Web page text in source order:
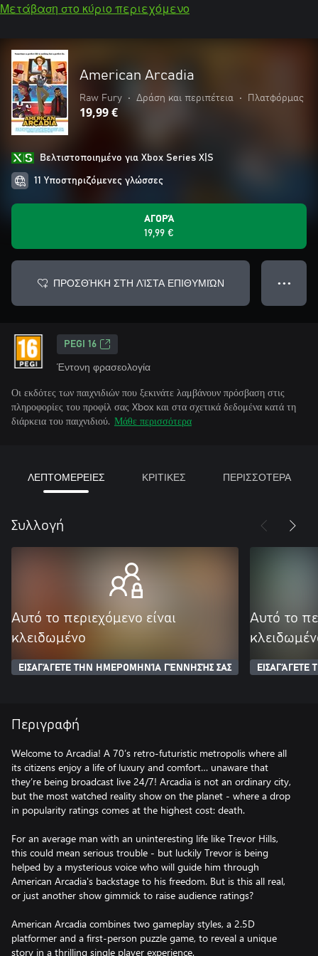
Μετάβαση στο κύριο περιεχόμενο
American Arcadia
Raw Fury • Δράση και περιπέτεια • Πλατφόρμας
19,99 €
Βελτιστοποιημένο για Xbox Series X|S
11 Υποστηριζόμενες γλώσσες
ΑΓΟΡΆ
19,99 €
ΠΡΟΣΘΉΚΗ ΣΤΗ ΛΊΣΤΑ ΕΠΙΘΥΜΙΏΝ ● ● ●
PEGI 16
Έντονη φρασεολογία
Οι εκδότες των παιχνιδιών που ξεκινάτε λαμβάνουν πρόσβαση στις
πληροφορίες του προφίλ σας Xbox και στα σχετικά δεδομένα κατά τη
διάρκεια του παιχνιδιού. Μάθε περισσότερα
ΛΕΠΤΟΜΕΡΕΙΕΣ ΚΡΙΤΙΚΕΣ ΠΕΡΙΣΣΟΤΕΡΑ
Συλλογή
Αυτό το περιεχόμενο είναι
κλειδωμένο
ΕΙΣΑΓΆΓΕΤΕ ΤΗΝ ΗΜΕΡΟΜΗΝΊΑ ΓΈΝΝΗΣΉΣ ΣΑΣ
Αυτό το
Περιγραφή
Welcome to Arcadia! A 70’s retro-futuristic metropolis where all
its citizens enjoy a life of luxury and comfort… unaware that
they’re being broadcast live 24/7! Arcadia is not an ordinary city,
but the most watched reality show on the planet - where a drop
in popularity ratings comes at the highest cost: death.
For an average man with an uninteresting life like Trevor Hills,
this could mean serious trouble - but luckily Trevor is being
helped by a mysterious voice who will guide him through
American Arcadia's backstage to his freedom. But is this all real,
or just another show gimmick to raise audience ratings?
American Arcadia combines two gameplay styles, a 2.5D
platformer and a first-person puzzle game, to reveal a unique
story in a thrilling single player experience.